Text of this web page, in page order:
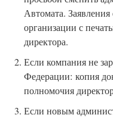
Автомата.
организации с
директора.
Если компания не
Федерации: копия
полномочия
Если новым